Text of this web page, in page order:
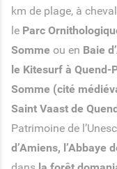
km de plage, à
le Parc
Somme ou en Baie
le Kitesurf à Quend-
Somme (cité
Saint Vaast de
Patrimoine de
d’Amiens, l’Abbaye